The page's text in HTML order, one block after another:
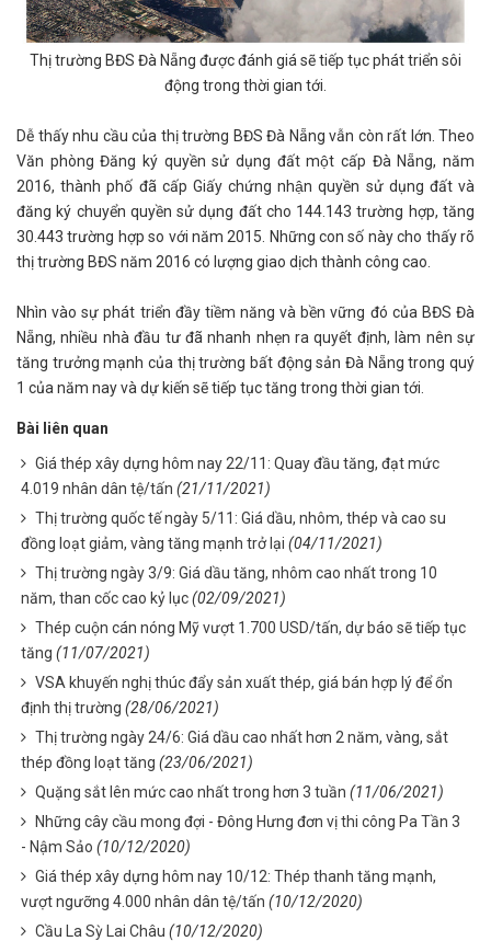
Thị trường BĐS Đà Nẵng được đánh giá sẽ tiếp tục phát triển sôi
động trong thời gian tới.
Dễ thấy nhu cầu của thị trường BĐS Đà Nẵng vẫn còn rất lớn. Theo
Văn phòng Đăng ký quyền sử dụng đất một cấp Đà Nẵng, năm
2016, thành phố đã cấp Giấy chứng nhận quyền sử dụng đất và
đăng ký chuyển quyền sử dụng đất cho 144.143 trường hợp, tăng
30.443 trường hợp so với năm 2015. Những con số này cho thấy rõ
thị trường BĐS năm 2016 có lượng giao dịch thành công cao.
Nhìn vào sự phát triển đầy tiềm năng và bền vững đó của BĐS Đà
Nẵng, nhiều nhà đầu tư đã nhanh nhẹn ra quyết định, làm nên sự
tăng trưởng mạnh của thị trường bất động sản Đà Nẵng trong quý
1 của năm nay và dự kiến sẽ tiếp tục tăng trong thời gian tới.
Bài liên quan
Giá thép xây dựng hôm nay 22/11: Quay đầu tăng, đạt mức
4.019 nhân dân tệ/tấn (21/11/2021)
Thị trường quốc tế ngày 5/11: Giá dầu, nhôm, thép và cao su
đồng loạt giảm, vàng tăng mạnh trở lại (04/11/2021)
Thị trường ngày 3/9: Giá dầu tăng, nhôm cao nhất trong 10
năm, than cốc cao kỷ lục(02/09/2021)
Thép cuộn cán nóng Mỹ vượt 1.700 USD/tấn, dự báo sẽ tiếp tục
tăng (11/07/2021)
VSA khuyến nghị thúc đẩy sản xuất thép, giá bán hợp lý để ổn
định thị trường (28/06/2021)
Thị trường ngày 24/6: Giá dầu cao nhất hơn 2 năm, vàng, sắt
thép đồng loạt tăng (23/06/2021)
Quặng sắt lên mức cao nhất trong hơn 3 tuần (11/06/2021)
Những cây cầu mong đợi - Đông Hưng đơn vị thi công Pa Tần 3
- Nậm Sảo (10/12/2020)
Giá thép xây dựng hôm nay 10/12: Thép thanh tăng mạnh,
vượt ngưỡng 4.000 nhân dân tệ/tấn (10/12/2020)
Cầu La Sỳ Lai Châu (10/12/2020)